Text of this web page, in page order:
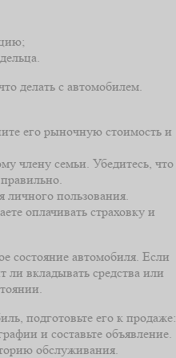
делать с автомобилем.
его рыночную стоимость и
члену семьи. Убедитесь, что
пользования.
оплачивать страховку и
состояние автомобиля. Если
ли вкладывать средства или
подготовьте его к продаже:
и составьте объявление.
обслуживания.